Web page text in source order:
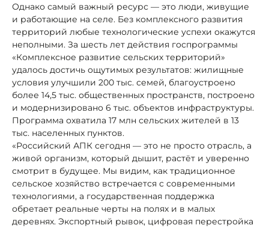
Однако самый важный ресурс — это люди, живущие
и работающие на селе. Без комплексного развития
территорий любые технологические успехи окажутся
неполными. За шесть лет действия госпрограммы
«Комплексное развитие сельских территорий»
удалось достичь ощутимых результатов: жилищные
условия улучшили 200 тыс. семей, благоустроено
более 14,5 тыс. общественных пространств, построено
и модернизировано 6 тыс. объектов инфраструктуры.
Программа охватила 17 млн сельских жителей в 13
тыс. населенных пунктов.
«Российский АПК сегодня — это не просто отрасль, а
живой организм, который дышит, растёт и уверенно
смотрит в будущее. Мы видим, как традиционное
сельское хозяйство встречается с современными
технологиями, а государственная поддержка
обретает реальные черты на полях и в малых
деревнях. Экспортный рывок, цифровая перестройка